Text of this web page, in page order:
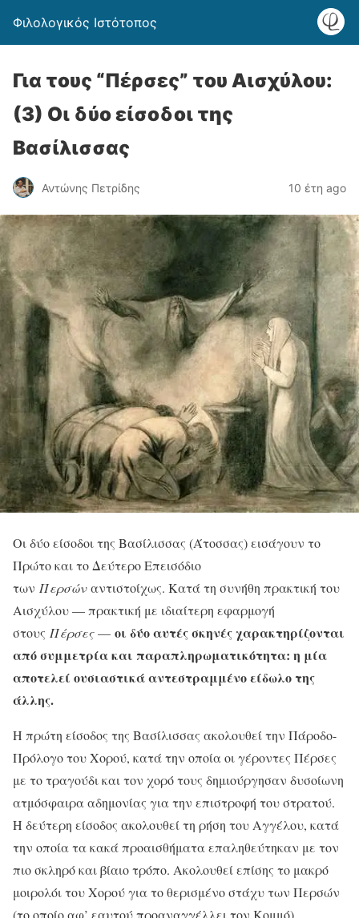
Φιλολογικός Ιστότοπος
Για τους “Πέρσες” του Αισχύλου:
(3) Οι δύο είσοδοι της
Βασίλισσας
Αντώνης Πετρίδης 10 έτη ago
Οι δύο είσοδοι της Βασίλισσας (Άτοσσας) εισάγουν το
Πρώτο και το Δεύτερο Επεισόδιο
των Περσώναντιστοίχως. Κατά τη συνήθη πρακτική του
Αισχύλου — πρακτική με ιδιαίτερη εφαρμογή
στους Πέρσες— οι δύο αυτές σκηνές χαρακτηρίζονται
από συμμετρία και παραπληρωματικότητα: η μία
αποτελεί ουσιαστικά αντεστραμμένο είδωλο της
άλλης.
Η πρώτη είσοδος της Βασίλισσας ακολουθεί την Πάροδο-
Πρόλογο του Χορού, κατά την οποία οι γέροντες Πέρσες
με το τραγούδι και τον χορό τους δημιούργησαν δυσοίωνη
ατμόσφαιρα αδημονίας για την επιστροφή του στρατού.
Η δεύτερη είσοδος ακολουθεί τη ρήση του Αγγέλου, κατά
την οποία τα κακά προαισθήματα επαληθεύτηκαν με τον
πιο σκληρό και βίαιο τρόπο. Ακολουθεί επίσης το μακρό
μοιρολόι του Χορού για το θερισμένο στάχυ των Περσών
(το οποίο αφ’ εαυτού προαναγγέλλει τον Κομμό).